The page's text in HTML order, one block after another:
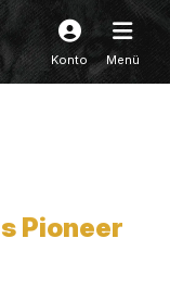
Konto Menü
Pioneer